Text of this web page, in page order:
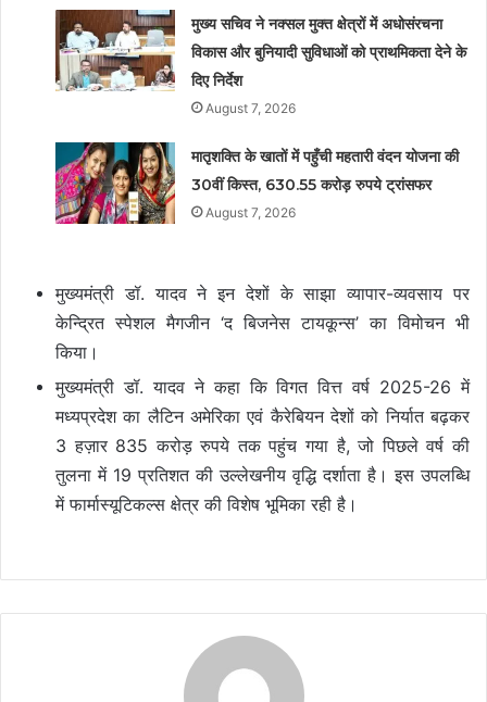
मुख्य सचिव ने नक्सल मुक्त क्षेत्रों में अधोसंरचना
विकास और बुनियादी सुविधाओं को प्राथमिकता देने के
दिए निर्देश
August 7, 2026
मातृशक्ति के खातों में पहुँची महतारी वंदन योजना की
30वीं किस्त, 630.55 करोड़ रुपये ट्रांसफर
August 7, 2026
मुख्यमंत्री डॉ. यादव ने इन देशों के साझा व्यापार-व्यवसाय पर
केन्द्रित स्पेशल मैगजीन ‘द बिजनेस टायकून्स’ का विमोचन भी
किया।
मुख्यमंत्री डॉ. यादव ने कहा कि विगत वित्त वर्ष 2025-26 में
मध्यप्रदेश का लैटिन अमेरिका एवं कैरेबियन देशों को निर्यात बढ़कर
3 हज़ार 835 करोड़ रुपये तक पहुंच गया है, जो पिछले वर्ष की
तुलना में 19 प्रतिशत की उल्लेखनीय वृद्धि दर्शाता है। इस उपलब्धि
में फार्मास्यूटिकल्स क्षेत्र की विशेष भूमिका रही है।